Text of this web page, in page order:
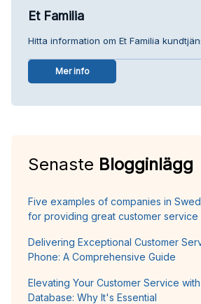
Et Familia
Hitta information om Et Familia
Mer info
Senaste Blogginlägg
Five examples of companies in
for providing great customer service
Delivering Exceptional Customer
Phone: A Comprehensive Guide
Elevating Your Customer Service
Database: Why It's Essential